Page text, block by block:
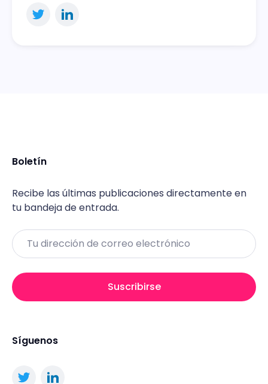
Boletín
Recibe las últimas publicaciones directamente en
tu bandeja de entrada.
Email
Suscribirse
Síguenos